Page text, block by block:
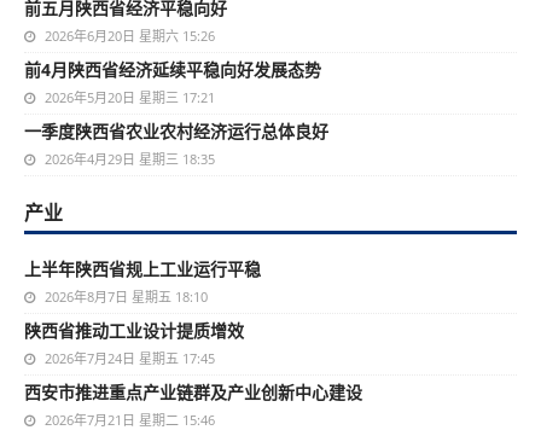
前五月陕西省经济平稳向好
2026年6月20日 星期六 15:26
前4月陕西省经济延续平稳向好发展态势
2026年5月20日 星期三 17:21
一季度陕西省农业农村经济运行总体良好
2026年4月29日 星期三 18:35
产业
上半年陕西省规上工业运行平稳
2026年8月7日 星期五 18:10
陕西省推动工业设计提质增效
2026年7月24日 星期五 17:45
西安市推进重点产业链群及产业创新中心建设
2026年7月21日 星期二 15:46